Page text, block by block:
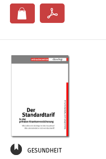
GESUNDHEIT